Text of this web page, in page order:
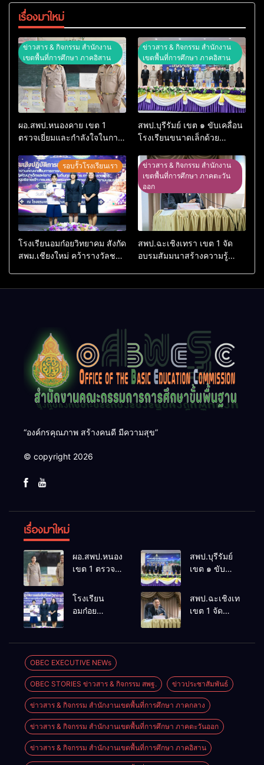
เรื่องมาใหม่
ข่าวสาร & กิจกรรม สำนักงาน
เขตพื้นที่การศึกษา ภาคอิสาน
ผอ.สพป.หนองคาย เขต 1
ตรวจเยี่ยมและกำลังใจในการ
อนุบาลอรุณรังษี
ข่าวสาร & กิจกรรม สำนักงาน
เขตพื้นที่การศึกษา ภาคอิสาน
สพป.บุรีรัมย์ เขต ๑ ขับเคลื่อน
โรงเรียนขนาดเล็กด้วย
ประดิษฐ์
รอบรั้วโรงเรียนเรา
โรงเรียนอมก๋อยวิทยาคม สังกัด
สพม.เชียงใหม่ คว้ารางวัลชนะ
ข่าวสาร & กิจกรรม สำนักงาน
เขตพื้นที่การศึกษา ภาคตะวัน
ออก
สพป.ฉะเชิงเทรา เขต 1 จัด
อบรมสัมมนาสร้างความรู้
“องค์กรคุณภาพ สร้างคนดี มีความสุข”
© copyright 2026
เรื่องมาใหม่
ผอ.สพป.หนองคาย
เขต 1 ตรวจ
กำลังใจใน
การจัดการ
อนุบาลอรุณ
รังษี
สพป.บุรีรัมย์
เขต ๑ ขับ
โรงเรียน
ขนาดเล็กด้วย
ปัญญา
โรงเรียน
อมก๋อย
คว้ารางวัล
ชนะเลิศและ
รองชนะเลิศ
การแข่งขัน
ทักษะวิชาการ
นักเรียนระดับ
สพฐ.
สพป.ฉะเชิงเทรา
เขต 1 จัด
ประเมิน
ตำแหน่ง ขอมี
วิทยฐานะ
เชี่ยวชาญ
เกณฑ์ใหม่
(PA)
OBEC EXECUTIVE NEWs
OBEC STORIES ข่าวสาร & กิจกรรม สพฐ. ข่าวประชาสัมพันธ์
ข่าวสาร & กิจกรรม สำนักงานเขตพื้นที่การศึกษา ภาคกลาง
ข่าวสาร & กิจกรรม สำนักงานเขตพื้นที่การศึกษา ภาคตะวันออก
ข่าวสาร & กิจกรรม สำนักงานเขตพื้นที่การศึกษา ภาคอิสาน